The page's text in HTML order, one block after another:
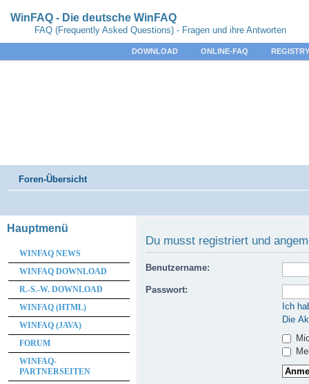
WinFAQ - Die deutsche WinFAQ
FAQ (Frequently Asked Questions) - Fragen und ihre Antworten
DOWNLOAD ONLINE-FAQ
Foren-Übersicht
Du musst registriert und
Benutzername:
Passwort:
Ich
Die
Hauptmenü
WINFAQ NEWS
WINFAQ DOWNLOAD
R.-S.-W. DOWNLOAD
WINFAQ (HTML)
WINFAQ (JAVA)
FORUM
WINFAQ-
PARTNERSEITEN